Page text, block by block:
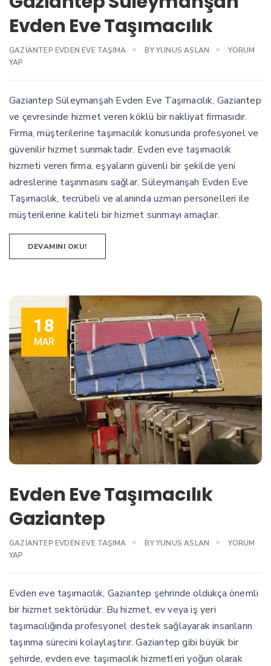
Evden Eve Taşımacılık
GAZIANTEP EVDEN EVE TAŞIMA BYYUNUS ASLAN
YORUM
YAP
Gaziantep Süleymanşah Evden Eve Taşımacılık, Gaziantep
ve çevresinde hizmet veren köklü bir nakliyat firmasıdır.
Firma, müşterilerine taşımacılık konusunda profesyonel ve
güvenilir hizmet sunmaktadır. Evden eve taşımacılık
hizmeti veren firma, eşyaların güvenli bir şekilde yeni
adreslerine taşınmasını sağlar. Süleymanşah Evden Eve
Taşımacılık, tecrübeli ve alanında uzman personelleri ile
müşterilerine kaliteli bir hizmet sunmayı amaçlar.
DEVAMINI OKU!
18
MAR
Evden Eve Taşımacılık
Gaziantep
GAZIANTEP EVDEN EVE TAŞIMA BYYUNUS ASLAN
YORUM
YAP
Evden eve taşımacılık, Gaziantep şehrinde oldukça önemli
bir hizmet sektörüdür. Bu hizmet, ev veya iş yeri
taşımacılığında profesyonel destek sağlayarak insanların
taşınma sürecini kolaylaştırır. Gaziantep gibi büyük bir
şehirde, evden eve taşımacılık hizmetleri yoğun olarak